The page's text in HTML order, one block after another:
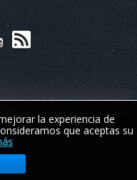
la experiencia de
que aceptas su
Todos los derechos reservados